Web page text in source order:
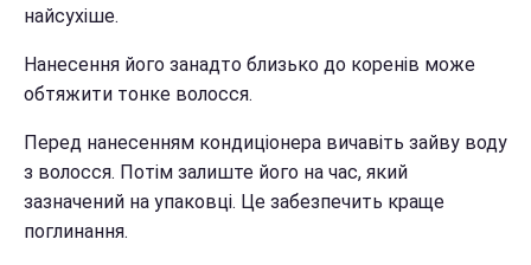
найсухіше.
Нанесення його занадто близько до коренів може
обтяжити тонке волосся.
Перед нанесенням кондиціонера вичавіть зайву воду
з волосся. Потім залиште його на час, який
зазначений на упаковці. Це забезпечить краще
поглинання.